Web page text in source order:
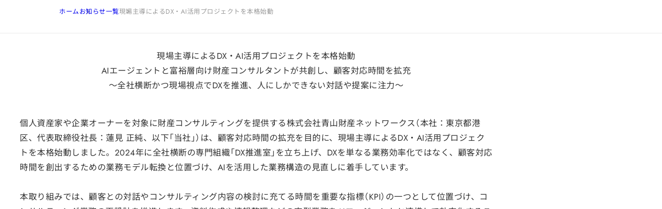
ホームお知らせ一覧現場主導によるDX・AI活用プロジェクトを本格始動
現場主導によるDX・AI活用プロジェクトを本格始動
AIエージェントと富裕層向け財産コンサルタントが共創し、顧客対応時間を拡充
〜全社横断かつ現場視点でDXを推進、人にしかできない対話や提案に注力〜
個人資産家や企業オーナーを対象に財産コンサルティングを提供する株式会社青山財産ネットワークス（本社：東京都港
区、代表取締役社長：蓮見 正純、以下「当社」）は、顧客対応時間の拡充を目的に、現場主導によるDX・AI活用プロジェク
トを本格始動しました。2024年に全社横断の専門組織「DX推進室」を立ち上げ、DXを単なる業務効率化ではなく、顧客対応
時間を創出するための業務モデル転換と位置づけ、AIを活用した業務構造の見直しに着手しています。
本取り組みでは、顧客との対話やコンサルティング内容の検討に充てる時間を重要な指標（KPI）の一つとして位置づけ、コ